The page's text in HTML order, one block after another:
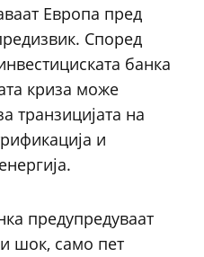
Европа пред
Според
банка
криза може
транзицијата на
и
предупредуваат
шок, само пет